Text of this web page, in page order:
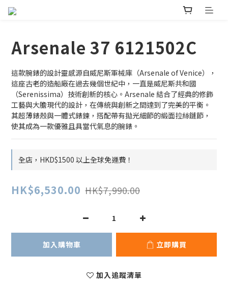
Arsenale 37 6121502C
這款腕錶的設計靈感源自威尼斯軍械庫（Arsenale of Venice），
這座古老的造船廠在過去幾個世紀中，一直是威尼斯共和國
（Serenissima）技術創新的核心。Arsenale 結合了經典的修飾
工藝與大膽現代的設計，在傳統與創新之間達到了完美的平衡。
其超薄錶殼與一體式錶鍊，搭配帶有拋光細節的緞面拉絲鏈節，
使其成為一款優雅且具當代氣息的腕錶。
全店，HKD$1500 以上全球免運費！
HK$6,530.00 HK$7,990.00
加入購物車 立即購買
加入追蹤清單